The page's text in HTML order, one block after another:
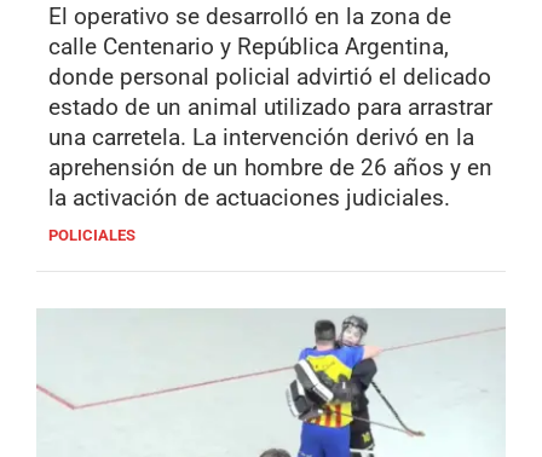
El operativo se desarrolló en la zona de
calle Centenario y República Argentina,
donde personal policial advirtió el delicado
estado de un animal utilizado para arrastrar
una carretela. La intervención derivó en la
aprehensión de un hombre de 26 años y en
la activación de actuaciones judiciales.
POLICIALES